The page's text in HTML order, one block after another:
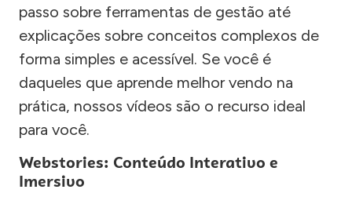
passo sobre ferramentas de gestão até
explicações sobre conceitos complexos de
forma simples e acessível. Se você é
daqueles que aprende melhor vendo na
prática, nossos vídeos são o recurso ideal
para você.
Webstories: Conteúdo Interativo e
Imersivo